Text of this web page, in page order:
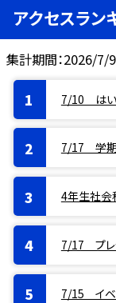
アクセスラン
集計期間：2026/
7/10 はい
7/17 学期
4年生社
7/17 プレ
7/15 イベ